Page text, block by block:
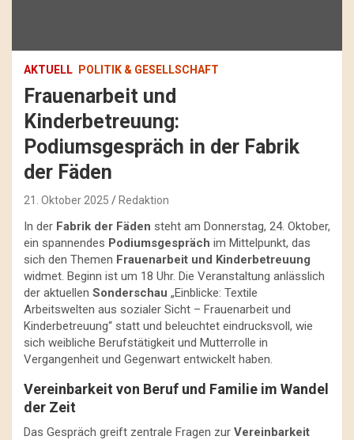
AKTUELL POLITIK & GESELLSCHAFT
Frauenarbeit und
Kinderbetreuung:
Podiumsgespräch in der Fabrik
der Fäden
21. Oktober 2025 Redaktion
In der Fabrik der Fäden steht am Donnerstag, 24. Oktober,
ein spannendes Podiumsgespräch im Mittelpunkt, das
sich den Themen Frauenarbeit und Kinderbetreuung
widmet. Beginn ist um 18 Uhr. Die Veranstaltung anlässlich
der aktuellen Sonderschau „Einblicke: Textile
Arbeitswelten aus sozialer Sicht – Frauenarbeit und
Kinderbetreuung“ statt und beleuchtet eindrucksvoll, wie
sich weibliche Berufstätigkeit und Mutterrolle in
Vergangenheit und Gegenwart entwickelt haben.
Vereinbarkeit von Beruf und Familie im Wandel
der Zeit
Das Gespräch greift zentrale Fragen zur Vereinbarkeit